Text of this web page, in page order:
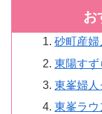
お
砂町産婦
東陽すず
東峯婦人
東峯ラウ